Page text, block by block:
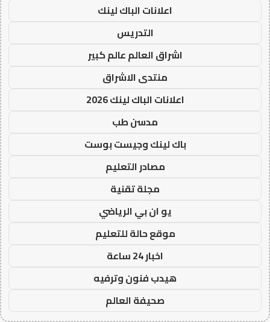
اعلانات الباك لينك
التدريس
اشراق العالم عالم كبير
منتدى الاشراق
اعلانات الباك لينك 2026
مدسن طب
باك لينك وجيست بوست
مصادر التعليم
مجلة تقنية
يو ان بي الرياضي
موقع حالة للتعليم
اخبار 24 ساعة
هيدب فنون وترفيه
صحيفة العالم